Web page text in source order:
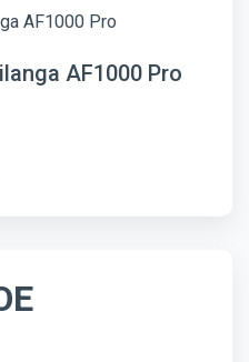
AF1000 Pro